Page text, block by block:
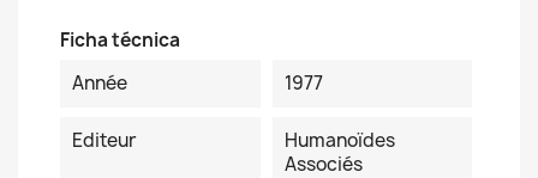
Ficha técnica
Année
1977
Editeur
Humanoïdes
Associés